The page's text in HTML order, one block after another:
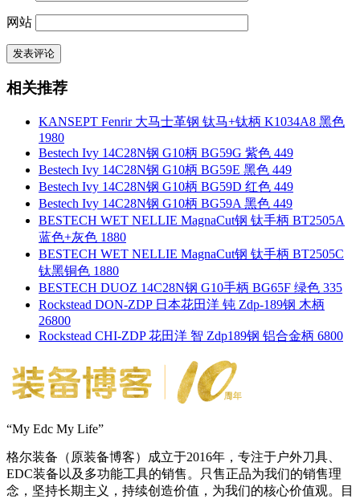
网站
相关推荐
KANSEPT Fenrir 大马士革钢 钛马+钛柄 K1034A8 黑色
1980
Bestech Ivy 14C28N钢 G10柄 BG59G 紫色 449
Bestech Ivy 14C28N钢 G10柄 BG59E 黑色 449
Bestech Ivy 14C28N钢 G10柄 BG59D 红色 449
Bestech Ivy 14C28N钢 G10柄 BG59A 黑色 449
BESTECH WET NELLIE MagnaCut钢 钛手柄 BT2505A
蓝色+灰色 1880
BESTECH WET NELLIE MagnaCut钢 钛手柄 BT2505C
钛黑铜色 1880
BESTECH DUOZ 14C28N钢 G10手柄 BG65F 绿色 335
Rockstead DON-ZDP 日本花田洋 钝 Zdp-189钢 木柄
26800
Rockstead CHI-ZDP 花田洋 智 Zdp189钢 铝合金柄 6800
“My Edc My Life”
格尔装备（原装备博客）成立于2016年，专注于户外刀具、
EDC装备以及多功能工具的销售。只售正品为我们的销售理
念，坚持长期主义，持续创造价值，为我们的核心价值观。目